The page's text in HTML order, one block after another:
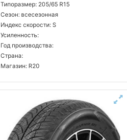
Типоразмер: 205/65 R15
Сезон: всесезонная
Индекс скорости: S
Усиленность:
Год производства:
Страна:
Магазин: R20